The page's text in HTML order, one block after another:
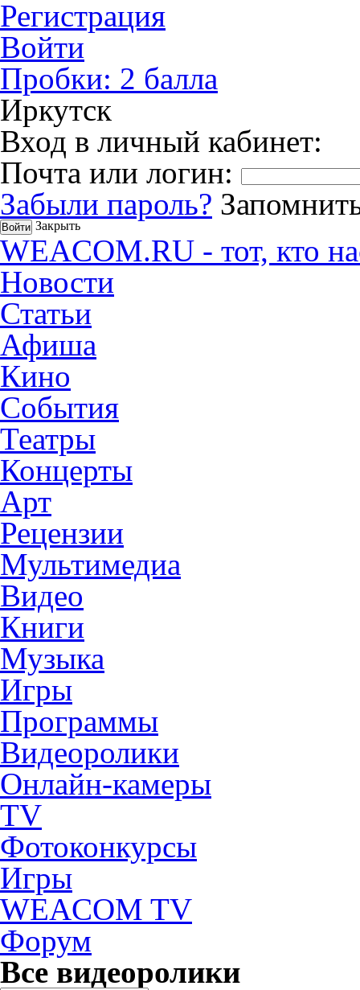
Регистрация
Войти
Пробки: 2 балла
Иркутск
Вход в личный кабинет:
Почта или логин:
Забыли пароль?
Закрыть
WEACOM.RU - тот, кто
Новости
Статьи
Афиша
Кино
События
Театры
Концерты
Арт
Рецензии
Мультимедиа
Видео
Книги
Музыка
Игры
Программы
Видеоролики
Онлайн-камеры
TV
Фотоконкурсы
Игры
WEACOM TV
Форум
Все видеоролики